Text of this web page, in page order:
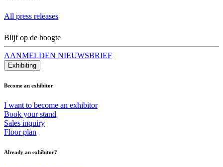
All press releases
Blijf op de hoogte
AANMELDEN NIEUWSBRIEF
Exhibiting
Become an exhibitor
I want to become an exhibitor
Book your stand
Sales inquiry
Floor plan
Already an exhibitor?